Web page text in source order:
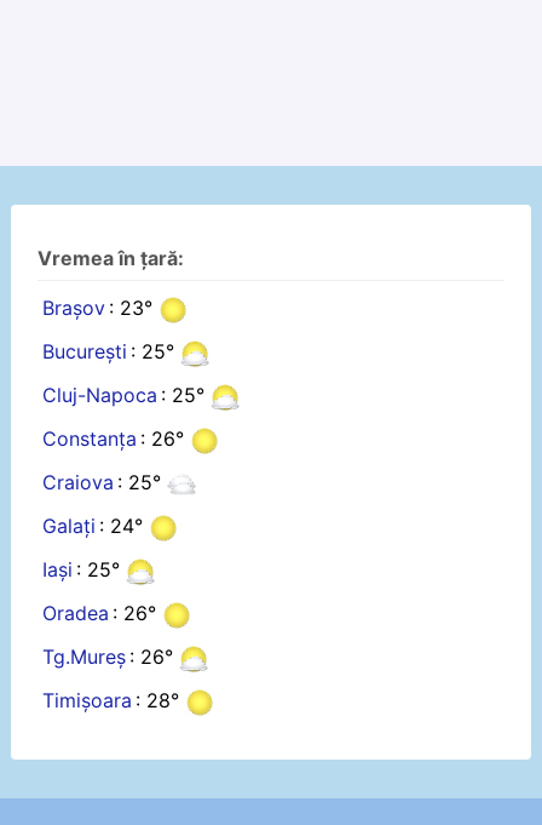
Vremea în țară:
Brașov : 23°
București : 25°
Cluj-Napoca : 25°
Constanța : 26°
Craiova : 25°
Galați : 24°
Iași : 25°
Oradea : 26°
Tg.Mureș : 26°
Timișoara : 28°